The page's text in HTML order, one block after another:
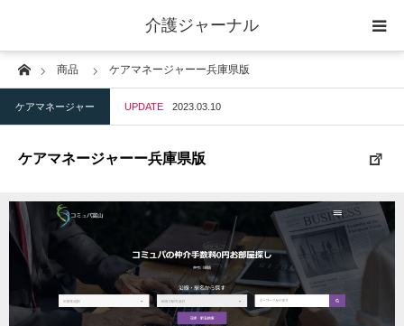
介護ジャーナル
Home商品 ケアマネージャーー兵庫県版
ケアマネージャー UPDATE 2023.03.10
ケアマネージャーー兵庫県版
ケアプラン作成
訪問
短期入所
訪問＋通い＋宿泊